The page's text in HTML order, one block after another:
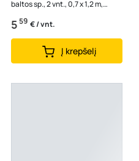
baltos sp., 2 vnt., 0,7 x 1,2 m,
80g/m2, WC0,7X1,2/80
559 € / vnt.
Į krepšelį